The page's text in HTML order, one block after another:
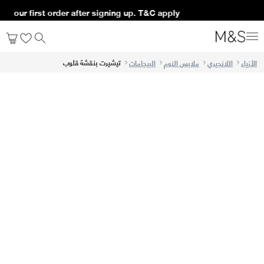
your first order after signing up. T&C apply*
الأزياء اللانجيري ملابس النوم البيجامات تيشيرت بنقشة قلوب